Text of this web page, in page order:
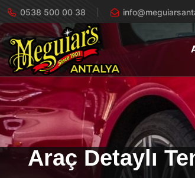
0538 500 00 38
Araç Detaylı